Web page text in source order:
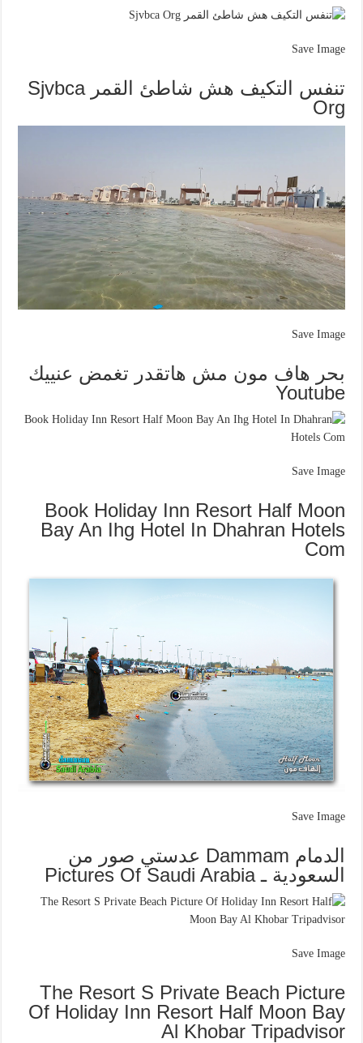
Save Image
تنفس التكيف هش شاطئ القمر Sjvbca
Org
Save Image
بحر هاف مون مش هاتقدر تغمض عنييك
Youtube
Save Image
Book Holiday Inn Resort Half Moon
Bay An Ihg Hotel In Dhahran Hotels
Com
Save Image
الدمام Dammam عدستي صور من
السعودية ـ Pictures Of Saudi Arabia
Save Image
The Resort S Private Beach Picture
Of Holiday Inn Resort Half Moon Bay
Al Khobar Tripadvisor